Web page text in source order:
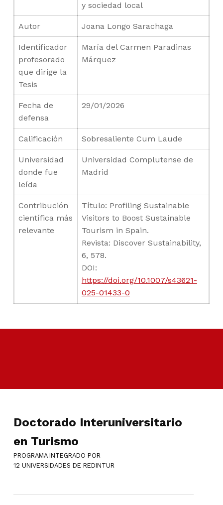
y sociedad local
Autor Joana Longo Sarachaga
Identificador
profesorado
que dirige la
Tesis
María del Carmen Paradinas
Márquez
Fecha de
defensa
29/01/2026
Calificación Sobresaliente Cum Laude
Universidad
donde fue
leída
Universidad Complutense de
Madrid
Contribución
científica más
relevante
Título: Profiling Sustainable
Visitors to Boost Sustainable
Tourism in Spain.
Revista: Discover Sustainability,
6, 578.
DOI:
https://doi.org/10.1007/s43621-
025-01433-0
Skip back to main navigation
Doctorado Interuniversitario
en Turismo
PROGRAMA INTEGRADO POR
12 UNIVERSIDADES DE REDINTUR